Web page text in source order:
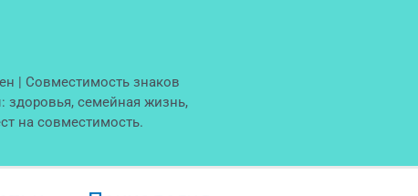
| Совместимость знаков
здоровья, семейная жизнь,
на совместимость.